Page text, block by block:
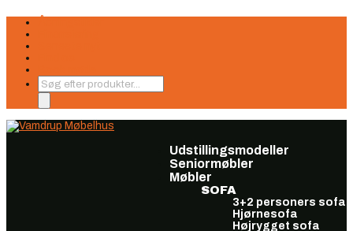
Products
search
Udstillingsmodeller
Seniormøbler
Møbler
SOFA
3+2 personers sofa
Hjørnesofa
Højrygget sofa